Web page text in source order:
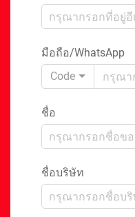
มือถือ/WhatsApp
Code
ชื่อ
ชื่อบริษัท